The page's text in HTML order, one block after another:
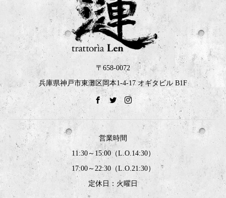
〒658-0072
兵庫県神戸市東灘区岡本1-4-17 オギタビル B1F
営業時間
11:30～15:00（L.O.14:30）
17:00～22:30（L.O.21:30）
定休日：火曜日